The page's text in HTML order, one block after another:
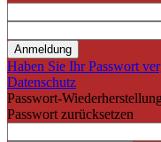
Haben Sie Ihr Passwort
Datenschutz
Passwort-
Passwort zurücksetzen